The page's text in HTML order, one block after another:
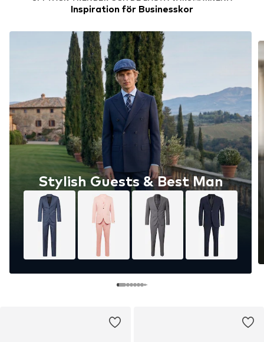
Inspiration för Businesskor
Stylish Guests & Best Man